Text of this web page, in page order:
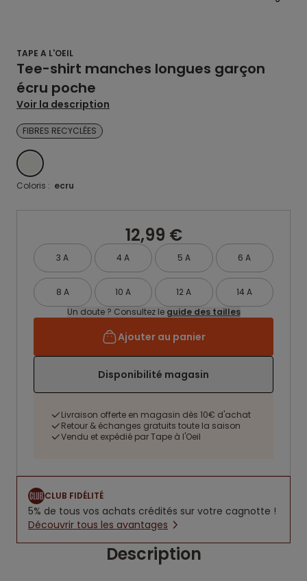
TAPE A L'OEIL
Tee-shirt manches longues garçon
écru poche
Voir la description
FIBRES RECYCLÉES
ECRU
Coloris : ecru
12,99 €
3 A 4 A 5 A 6 A
8 A 10 A 12 A
14 A
Un doute ? Consultez le guide des tailles
Ajouter au panier
Disponibilité magasin
Livraison offerte en magasin dès 10€ d'achat
Retour & échanges gratuits toute la saison
Vendu et expédié par Tape à l'Oeil
CLUB FIDÉLITÉ
5% de tous vos achats crédités sur votre cagnotte !
Découvrir tous les avantages
Description